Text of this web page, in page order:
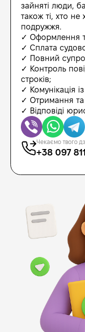
зайняті люди,
також ті, хто не
подружжя.
✓ Оформлення
✓ Сплата
✓ Повний
✓ Контроль
строків;
✓ Комунікація
✓ Отримання та
✓ Відповіді
Чекаємо твого
+38 097